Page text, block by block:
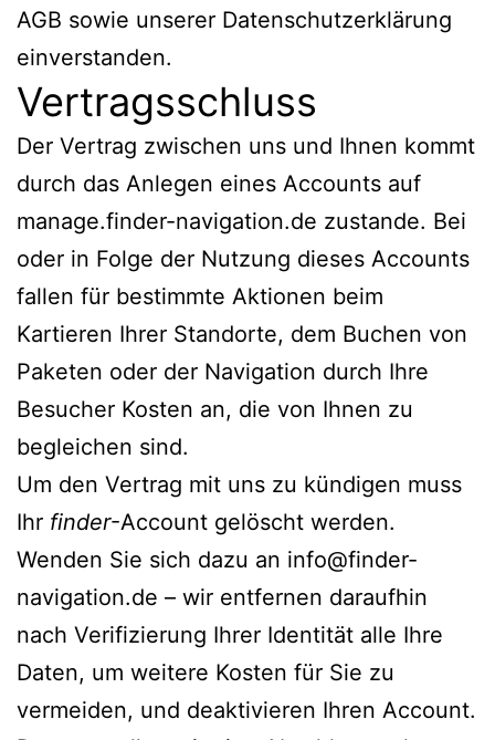
AGB sowie unserer Datenschutzerklärung
einverstanden.
Vertragsschluss
Der Vertrag zwischen uns und Ihnen kommt
durch das Anlegen eines Accounts auf
manage.finder-navigation.de zustande. Bei
oder in Folge der Nutzung dieses Accounts
fallen für bestimmte Aktionen beim
Kartieren Ihrer Standorte, dem Buchen von
Paketen oder der Navigation durch Ihre
Besucher Kosten an, die von Ihnen zu
begleichen sind.
Um den Vertrag mit uns zu kündigen muss
Ihr finder-Account gelöscht werden.
Wenden Sie sich dazu an info@finder-
navigation.de – wir entfernen daraufhin
nach Verifizierung Ihrer Identität alle Ihre
Daten, um weitere Kosten für Sie zu
vermeiden, und deaktivieren Ihren Account.